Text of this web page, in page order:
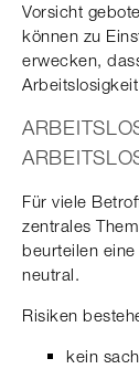
Vorsicht
können zu
erwecken,
Für viele
zentrales
beurteilen
neutral.
Risiken
kein